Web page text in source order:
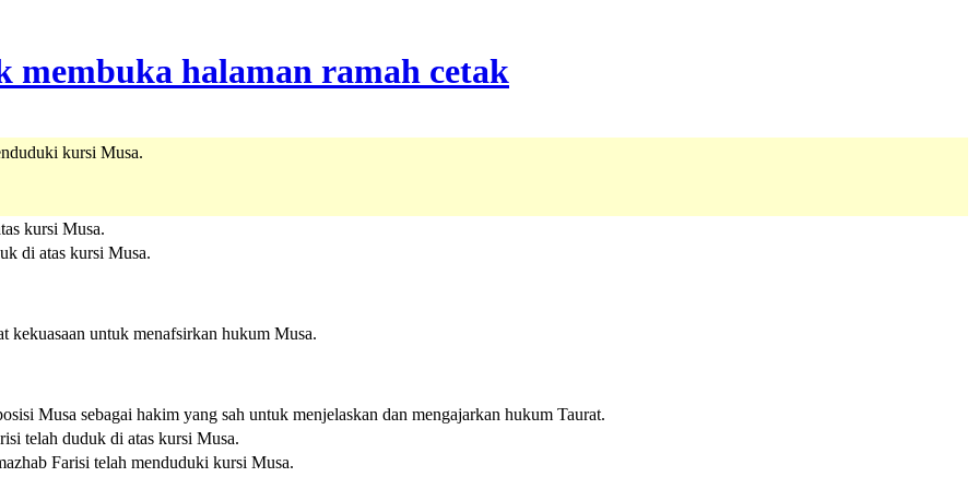
kursi Musa.
kursi Musa.
di atas kursi Musa.
kekuasaan untuk menafsirkan hukum Musa.
Musa sebagai hakim yang sah untuk menjelaskan dan mengajarkan hukum Taurat.
telah duduk di atas kursi Musa.
Farisi telah menduduki kursi Musa.